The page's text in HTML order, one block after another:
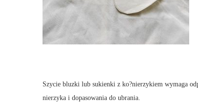
Szycie bluzki lub sukienki z ko?nierzykiem wymaga
nierzyka i dopasowania do ubrania.